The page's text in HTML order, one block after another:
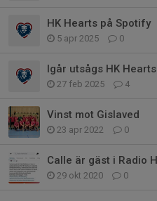
HK Hearts på Spotify
5 apr 2025 0
Igår utsågs HK
27 feb 2025 4
Vinst mot Gislaved
23 apr 2022 0
Calle är gäst i Radio
29 okt 2020 0